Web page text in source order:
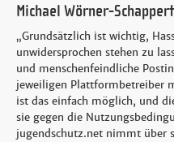
Michael Wörner-
„Grundsätzlich ist wichtig,
unwidersprochen stehen zu
und menschenfeindliche
jeweiligen Plattformbetreiber
ist das einfach möglich, und
sie gegen die
jugendschutz.net nimmt über